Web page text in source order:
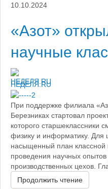
10.10.2024
«Азот»
научные
НЕДЕЛЯ.RU
При поддержке филиала
Березниках стартовал
которого старшеклассники
физику и информатику. Для
насыщенный план классной
проведения научных
производственных цехов.
Продолжить чтение